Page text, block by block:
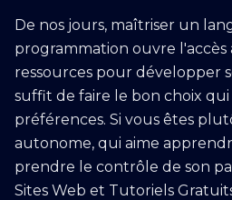
De nos jours, maîtriser un
programmation ouvre
ressources pour développer
suffit de faire le bon choix
préférences. Si vous êtes
autonome, qui aime
prendre le contrôle de son
Sites Web et Tutoriels